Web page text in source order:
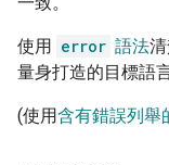
使用 error 語法
量身打造的目標語
(使用含有錯誤列舉